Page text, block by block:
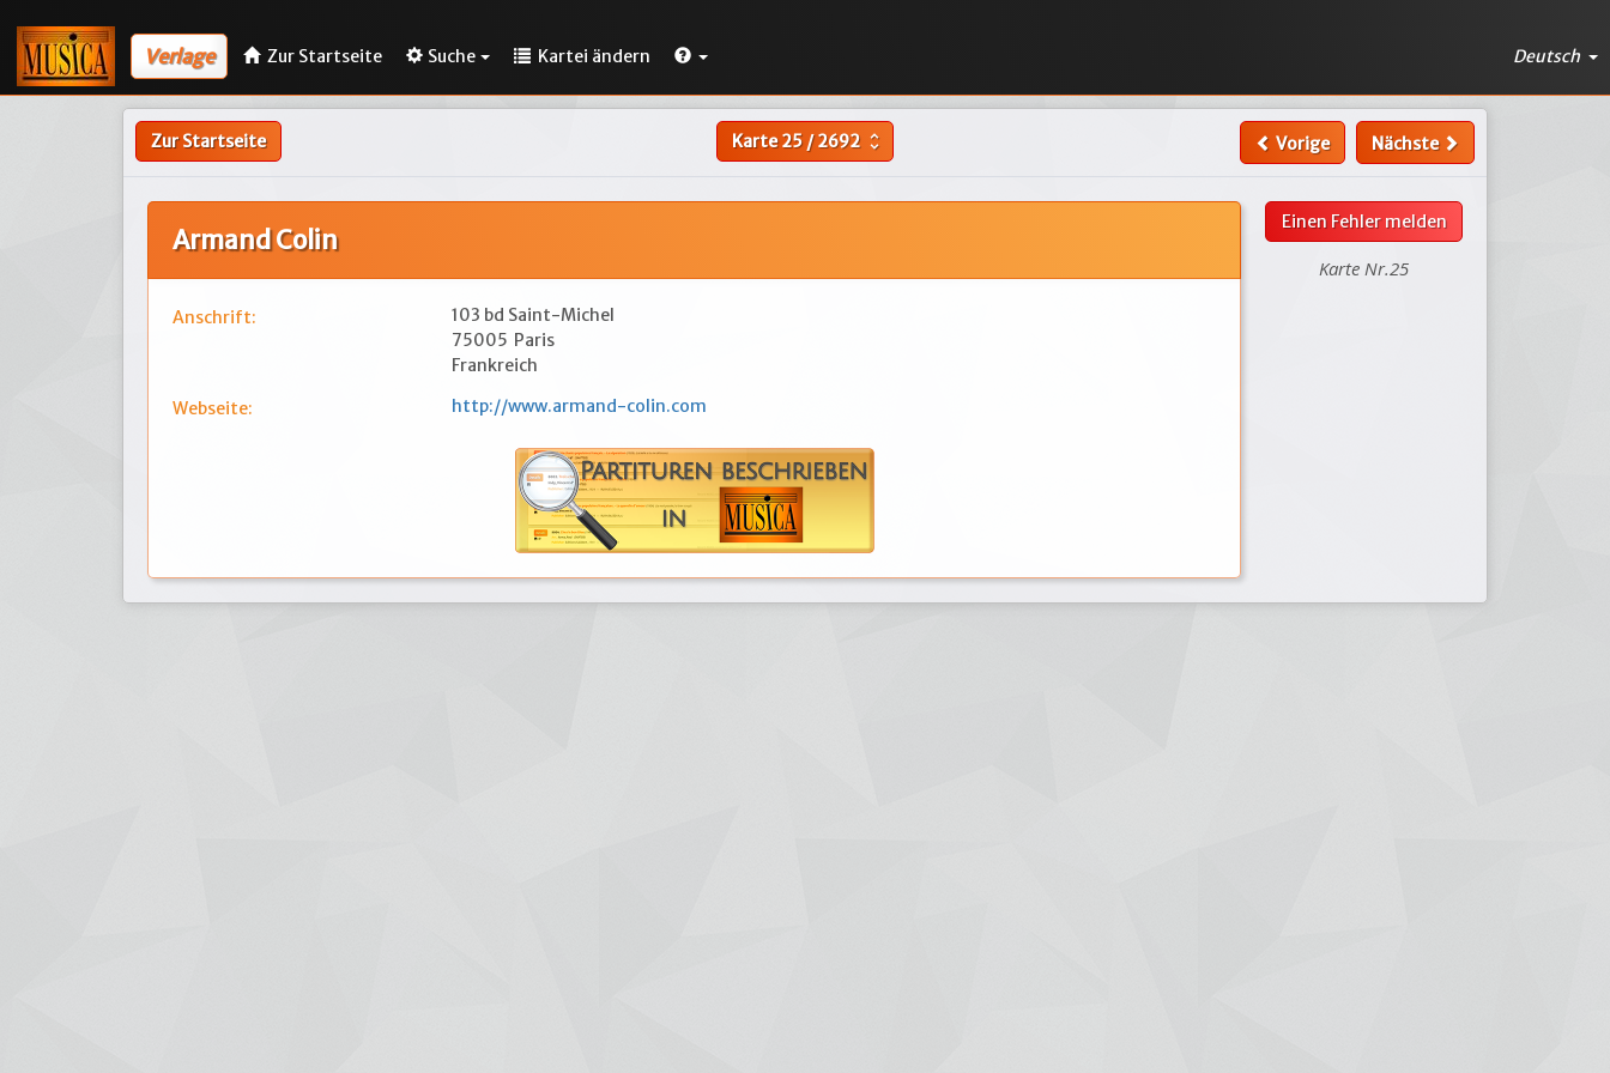
Verlage Zur Startseite Suche Kartei ändern Deutsch
Zur Startseite Karte25/2692 unfold_more Vorige Nächste
Armand Colin
Anschrift:
103 bd Saint-Michel
75005 Paris
Frankreich
Webseite:
http://www.armand-colin.com
Einen Fehler melden
Karte Nr.25